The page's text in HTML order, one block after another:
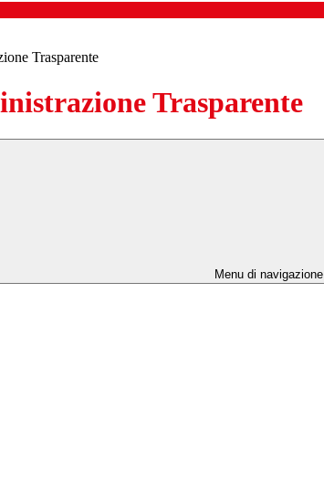
Trasparente
Trasparente
Menu di navigazione